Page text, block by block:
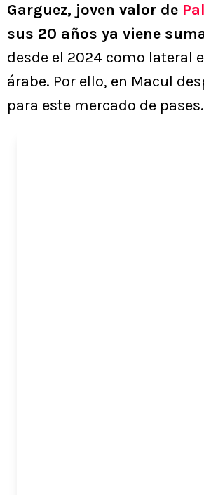
Garguez, joven valor de
sus 20 años ya viene
desde el 2024 como lateral
árabe. Por ello, en Macul
para este mercado de pases.